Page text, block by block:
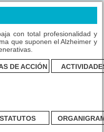
con total profesionalidad y
que suponen el Alzheimer y
DE ACCIÓN